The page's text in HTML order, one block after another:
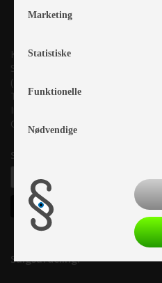
Kronjyllands Camping Center A/S
Suderholmen 10, 8960 Randers SØ
(Lige ud til Grenåvej)
Tlf. +45 87 10 98 70
Info@as-kcc.dk
CVR: 33 38 77 33
Samtykke til nyhedsbrev
Salgsafdeling:
Marketing
Statistiske
Funktionelle
Nødvendige